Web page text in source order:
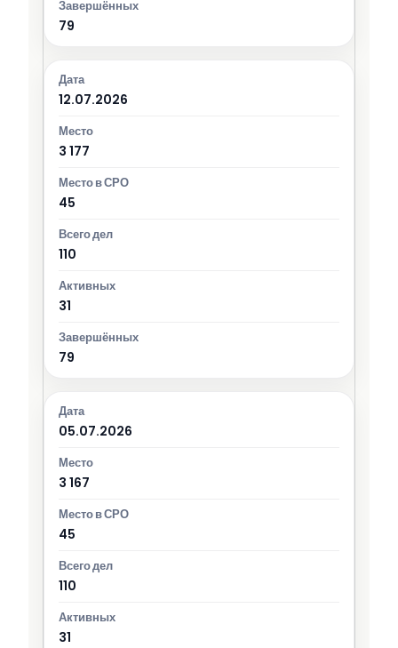
79
12.07.2026
3 177
45
110
31
79
05.07.2026
3 167
45
110
31